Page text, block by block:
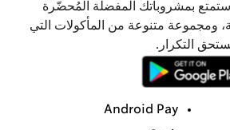
بمشروباتك المفضلة المُحضّرة
ومجموعة متنوعة من المأكولات التي
التكرار.
Android Pay